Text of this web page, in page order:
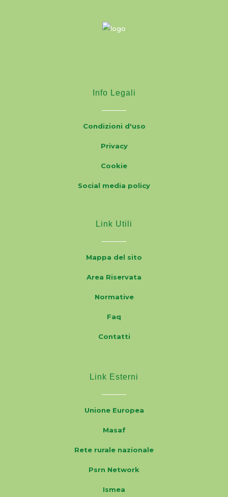
Info Legali
Condizioni d'uso
Privacy
Cookie
Social media policy
Link Utili
Mappa del sito
Area Riservata
Normative
Faq
Contatti
Link Esterni
Unione Europea
Masaf
Rete rurale nazionale
Psrn Network
Ismea